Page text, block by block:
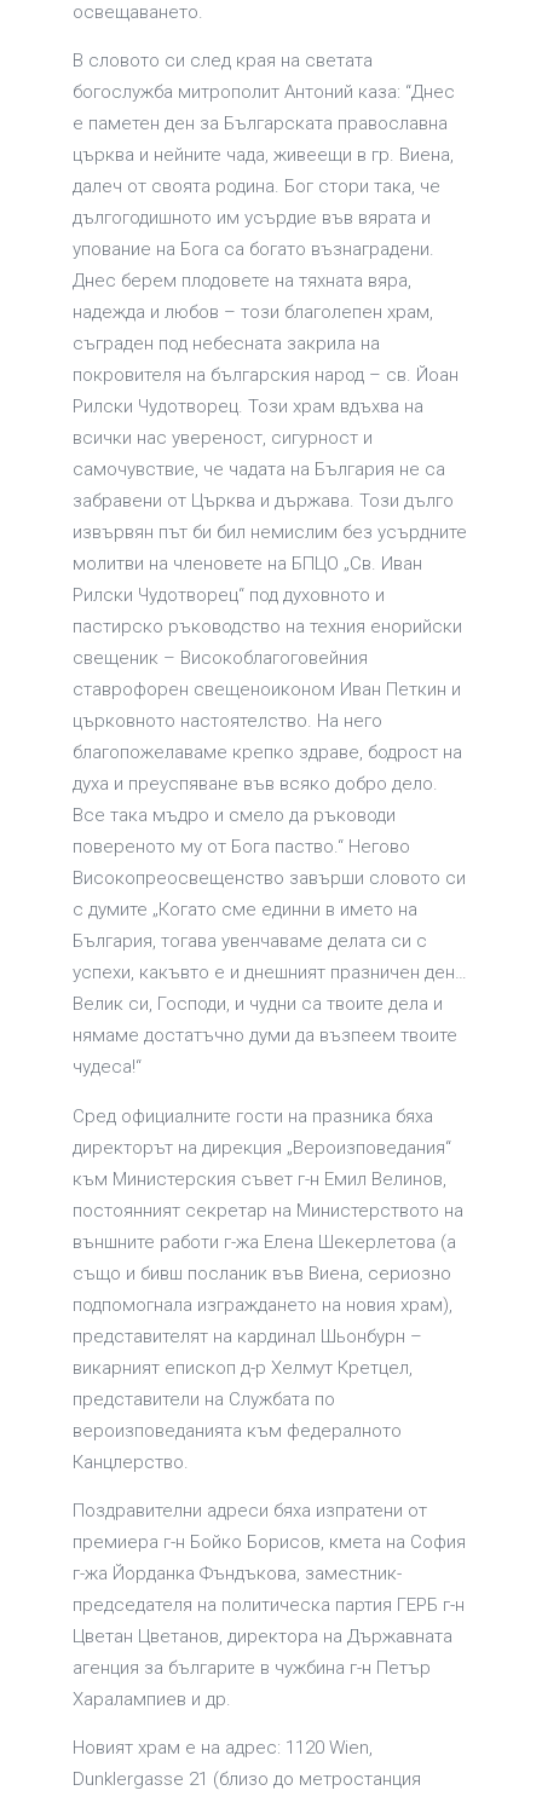
освещаването.
В словото си след края на светата
богослужба митрополит Антоний каза: “Днес
е паметен ден за Българската православна
църква и нейните чада, живеещи в гр. Виена,
далеч от своята родина. Бог стори така, че
дългогодишното им усърдие във вярата и
упование на Бога са богато възнаградени.
Днес берем плодовете на тяхната вяра,
надежда и любов – този благолепен храм,
съграден под небесната закрила на
покровителя на българския народ – св. Йоан
Рилски Чудотворец. Този храм вдъхва на
всички нас увереност, сигурност и
самочувствие, че чадата на България не са
забравени от Църква и държава. Този дълго
извървян път би бил немислим без усърдните
молитви на членовете на БПЦО „Св. Иван
Рилски Чудотворец“ под духовното и
пастирско ръководство на техния енорийски
свещеник – Високоблагоговейния
ставрофорен свещеноиконом Иван Петкин и
църковното настоятелство. На него
благопожелаваме крепко здраве, бодрост на
духа и преуспяване във всяко добро дело.
Все така мъдро и смело да ръководи
повереното му от Бога паство.“ Негово
Високопреосвещенство завърши словото си
с думите „Когато сме единни в името на
България, тогава увенчаваме делата си с
успехи, какъвто е и днешният празничен ден…
Велик си, Господи, и чудни са твоите дела и
нямаме достатъчно думи да възпеем твоите
чудеса!“
Сред официалните гости на празника бяха
директорът на дирекция „Вероизповедания“
към Министерския съвет г-н Емил Велинов,
постоянният секретар на Министерството на
външните работи г-жа Елена Шекерлетова (а
също и бивш посланик във Виена, сериозно
подпомогнала изграждането на новия храм),
представителят на кардинал Шьонбурн –
викарният епископ д-р Хелмут Кретцел,
представители на Службата по
вероизповеданията към федералното
Канцлерство.
Поздравителни адреси бяха изпратени от
премиера г-н Бойко Борисов, кмета на София
г-жа Йорданка Фъндъкова, заместник-
председателя на политическа партия ГЕРБ г-н
Цветан Цветанов, директора на Държавната
агенция за българите в чужбина г-н Петър
Харалампиев и др.
Новият храм е на адрес: 1120 Wien,
Dunklergasse 21 (близо до метростанция